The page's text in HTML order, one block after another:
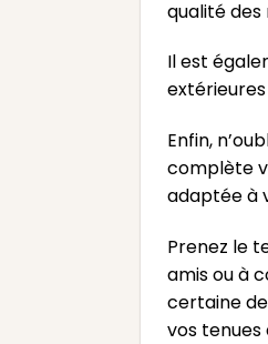
qualité des
Il est
Enfin,
complète
adaptée à
Prenez le
amis ou à
certaine
vos tenues